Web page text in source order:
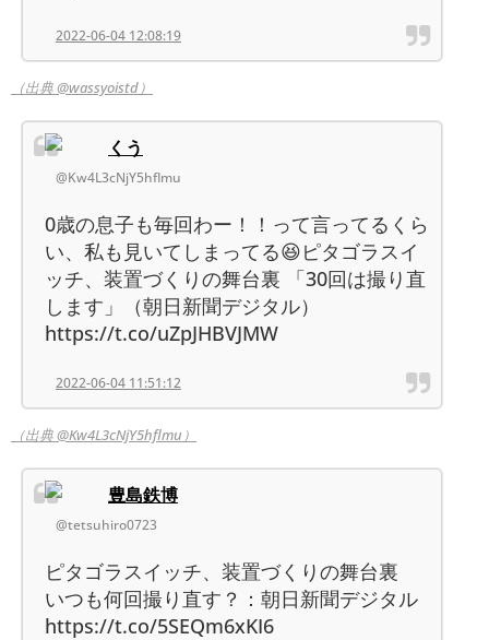
2022-06-04 12:08:19
（出典 @wassyoistd）
くう
@Kw4L3cNjY5hflmu
0歳の息子も毎回わー！！って言ってるくら
い、私も見いてしまってる😆ピタゴラスイ
ッチ、装置づくりの舞台裏 「30回は撮り直
します」（朝日新聞デジタル）
https://t.co/uZpJHBVJMW
2022-06-04 11:51:12
（出典 @Kw4L3cNjY5hflmu）
豊島鉄博
@tetsuhiro0723
ピタゴラスイッチ、装置づくりの舞台裏
いつも何回撮り直す？：朝日新聞デジタル
https://t.co/5SEQm6xKI6